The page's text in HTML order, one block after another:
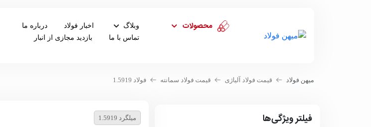
محصولات وبلاگ اخبار فولاد
درباره ما
تماس با ما
بازدید مجازی از انبار
میهن فولاد قیمت فولاد آلیاژی قیمت فولاد سمانته فولاد 1.5919
فیلتر ویژگی‌ها میلگرد 1.5919